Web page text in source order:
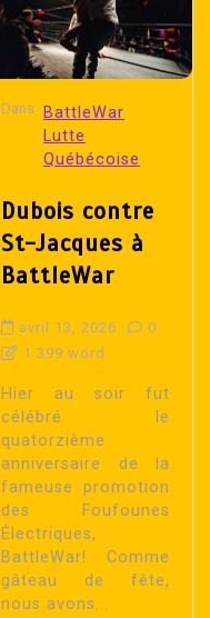
Dans
BattleWar
Lutte
Québécoise
Dubois contre
St-Jacques à
BattleWar
avril 13, 2026
0
1 399 word
Hier au soir fut
célébré le
quatorzième
anniversaire de la
fameuse promotion
des Foufounes
Électriques,
BattleWar! Comme
gâteau de fête,
nous avons...